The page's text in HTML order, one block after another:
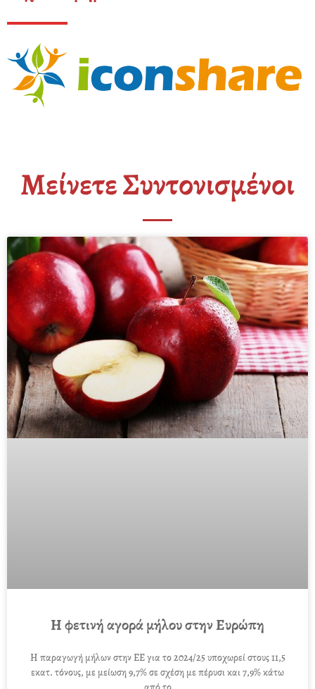
Μείνετε Συντονισμένοι
Η φετινή αγορά μήλου στην Ευρώπη
Η παραγωγή μήλων στην ΕΕ για το 2024/25 υποχωρεί στους 11,5
εκατ. τόνους, με μείωση 9,7% σε σχέση με πέρυσι και 7,9% κάτω